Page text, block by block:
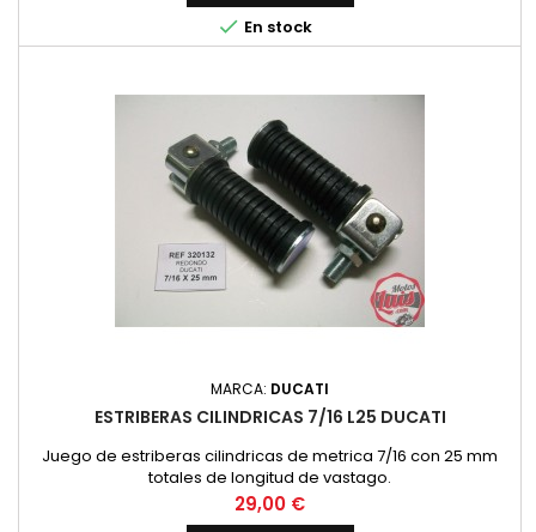
 En stock
MARCA: DUCATI
ESTRIBERAS CILINDRICAS 7/16 L25 DUCATI
Juego de estriberas cilindricas de metrica 7/16 con 25 mm
totales de longitud de vastago.
Precio
29,00 €